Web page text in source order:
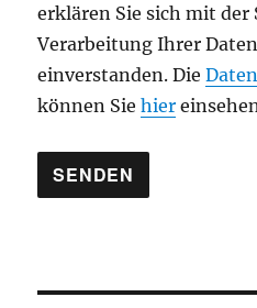
e
e
r
erklären Sie sich mit der
Verarbeitung Ihrer
einverstanden. Die
können Siehier